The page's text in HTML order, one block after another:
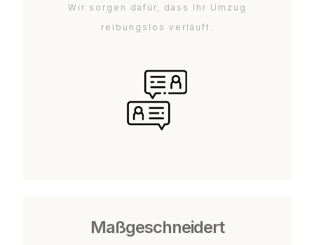
Wir sorgen dafür, dass Ihr Umzug
reibungslos verläuft.
Maßgeschneidert